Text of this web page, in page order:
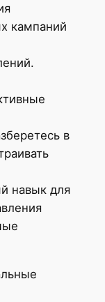
кампаний
в
навык для